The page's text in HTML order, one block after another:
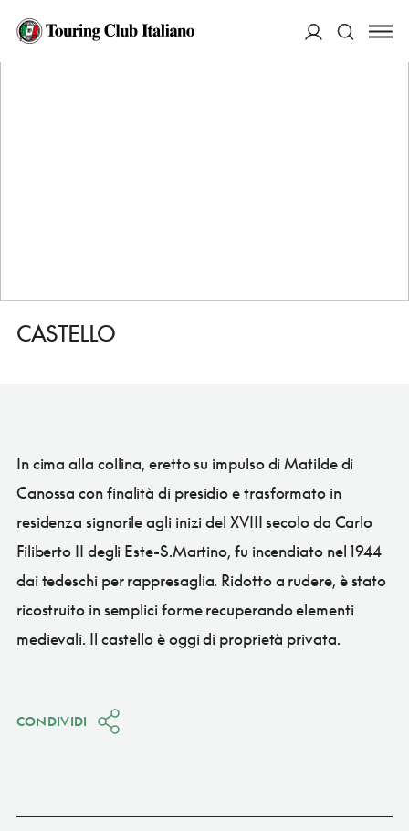
HOME
CASTELLO
In cima alla collina, eretto su impulso di Matilde di
Canossa con finalità di presidio e trasformato in
residenza signorile agli inizi del XVIII secolo da Carlo
Filiberto II degli Este-S.Martino, fu incendiato nel 1944
dai tedeschi per rappresaglia. Ridotto a rudere, è stato
ricostruito in semplici forme recuperando elementi
medievali. Il castello è oggi di proprietà privata.
CONDIVIDI